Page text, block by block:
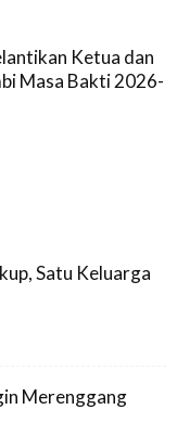
Ketua dan
Masa Bakti 2026-
Satu Keluarga
Merenggang